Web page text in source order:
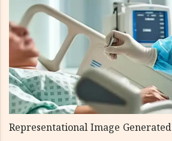
Representational Image